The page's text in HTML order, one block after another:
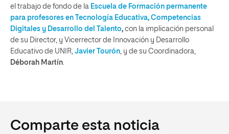
el trabajo de fondo de la Escuela de Formación permanente
para profesores en Tecnología Educativa, Competencias
Digitales y Desarrollo del Talento, con la implicación personal
de su Director, y Vicerrector de Innovación y Desarrollo
Educativo de UNIR, Javier Tourón, y de su Coordinadora,
Déborah Martín.
Comparte esta noticia